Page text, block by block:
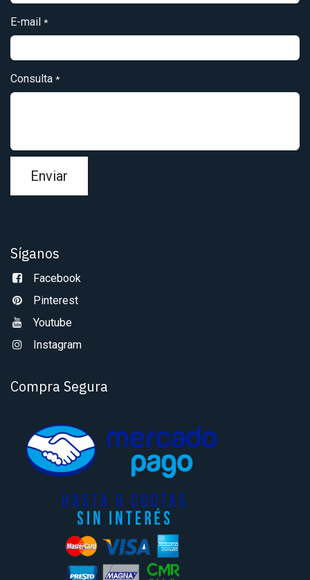
E-mail *
Consulta *
Enviar
Síganos
Facebook
Pinterest
Youtube
Instagram
Compra Segura